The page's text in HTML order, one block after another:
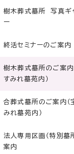
樹木葬式墓所 写真ギ
ー
終活セミナーのご案内
樹木葬式墓所のご案内
すみれ墓苑内）
合葬式墓所のご案内（
みれ墓苑内）
法人専用区画（特別墓
案内